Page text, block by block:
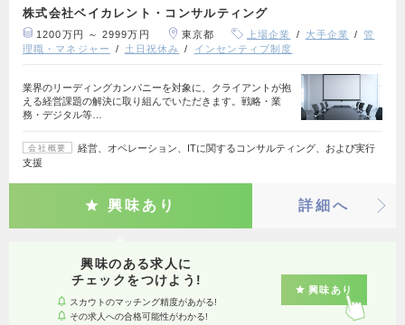
株式会社ベイカレント・コンサルティング
1200万円 ～ 2999万円 東京都 上場企業 大手企業
管
理職・マネジャー
土日祝休み インセンティブ制度
業界のリーディングカンパニーを対象に、クライアントが抱
える経営課題の解決に取り組んでいただきます。戦略・業
務・デジタル等…
会社概要
経営、オペレーション、ITに関するコンサルティング、および実行
支援
興味あり 詳細へ
興味のある求人に
チェックをつけよう!
スカウトのマッチング精度があがる!
その求人への合格可能性がわかる!
興味あり